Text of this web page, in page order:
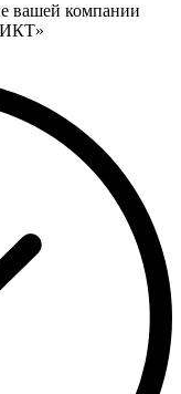
вашей компании